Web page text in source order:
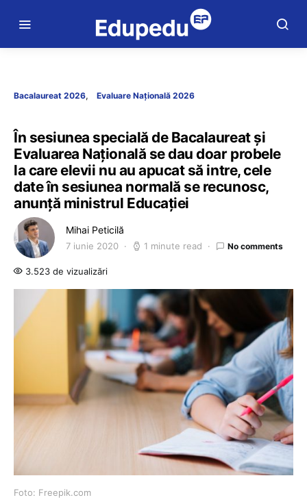
Bacalaureat 2026 Evaluare Națională 2026
În sesiunea specială de Bacalaureat și
Evaluarea Națională se dau doar probele
la care elevii nu au apucat să intre, cele
date în sesiunea normală se recunosc,
anunță ministrul Educației
Mihai Peticilă
7 iunie 2020 1 minute read No comments
3.523 de vizualizări
Foto: Freepik.com